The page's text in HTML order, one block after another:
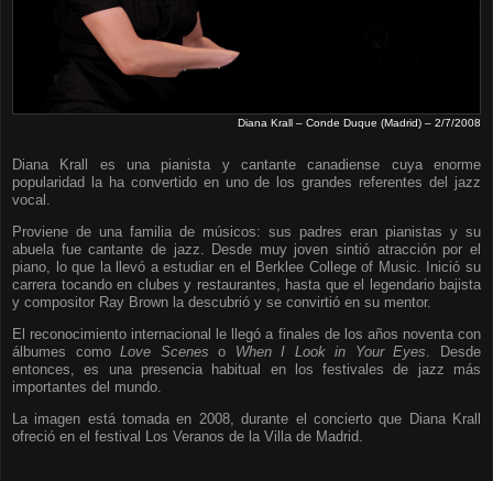
Diana Krall – Conde Duque (Madrid) – 2/7/2008
Diana Krall es una pianista y cantante canadiense cuya enorme
popularidad la ha convertido en uno de los grandes referentes del jazz
vocal.
Proviene de una familia de músicos: sus padres eran pianistas y su
abuela fue cantante de jazz. Desde muy joven sintió atracción por el
piano, lo que la llevó a estudiar en el Berklee College of Music. Inició su
carrera tocando en clubes y restaurantes, hasta que el legendario bajista
y compositor Ray Brown la descubrió y se convirtió en su mentor.
El reconocimiento internacional le llegó a finales de los años noventa con
álbumes comoLove Scenes o When I Look in Your Eyes. Desde
entonces, es una presencia habitual en los festivales de jazz más
importantes del mundo.
La imagen está tomada en 2008, durante el concierto que Diana Krall
ofreció en el festival Los Veranos de la Villa de Madrid.